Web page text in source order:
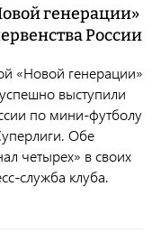
генерации»
России
«Новой генерации»
выступили
по мини-футболу
Обе
четырех» в своих
служба клуба.